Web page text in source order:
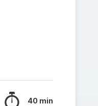
40 min